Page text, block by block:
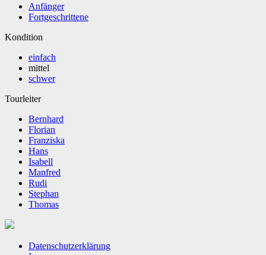
Anfänger
Fortgeschrittene
Kondition
einfach
mittel
schwer
Tourleiter
Bernhard
Florian
Franziska
Hans
Isabell
Manfred
Rudi
Stephan
Thomas
Datenschutzerklärung